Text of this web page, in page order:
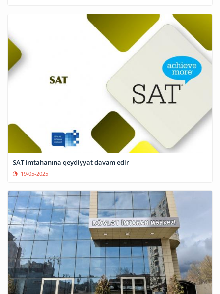
SAT imtahanına qeydiyyat davam edir
19-05-2025